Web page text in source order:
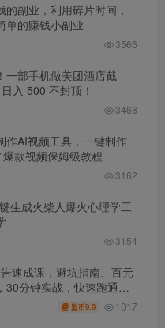
副业，利用碎片时间，
单的赚钱小副业
3566
一部手机做美团酒店截
入 500 不封顶！
3468
作AI视频工具，一键制作
爆款视频保姆级教程
3162
生成火柴人爆火心理学工
3154
速成课，避坑指南、百元
30分钟实战，快速跑通首
盟币9.9 1017